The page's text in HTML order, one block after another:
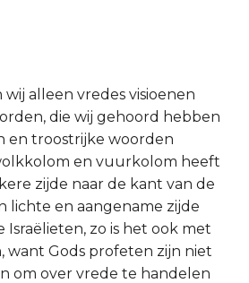
alleen vredes visioenen
die wij gehoord hebben
en troostrijke woorden
en vuurkolom heeft
zijde naar de kant van de
lichte en aangename zijde
Israëlieten, zo is het ook met
want Gods profeten zijn niet
om over vrede te handelen